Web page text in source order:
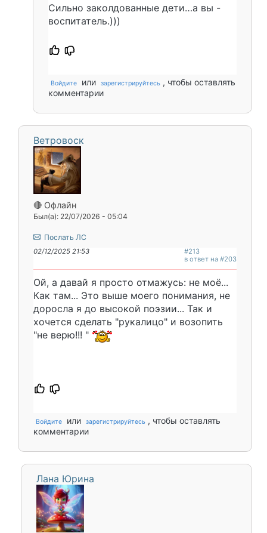
Сильно заколдованные дети…а вы -
воспитатель.)))
Войдите или зарегистрируйтесь , чтобы оставлять
комментарии
Ветровоск
🔴 Офлайн
Был(а): 22/07/2026 - 05:04
Послать ЛС
02/12/2025 21:53
#213
в ответ на #203
Ой, а давай я просто отмажусь: не моë...
Как там... Это выше моего понимания, не
доросла я до высокой поэзии... Так и
хочется сделать "рукалицо" и возопить
"не верю!!! "
Войдите или зарегистрируйтесь , чтобы оставлять
комментарии
Лана Юрина